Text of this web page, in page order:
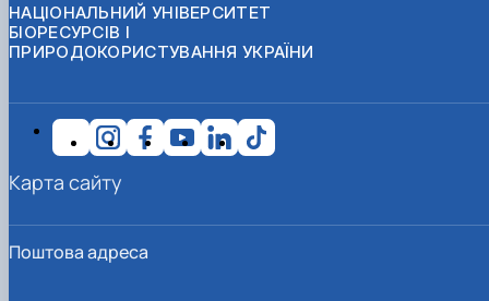
НАЦІОНАЛЬНИЙ УНІВЕРСИТЕТ
БІОРЕСУРСІВ І
ПРИРОДОКОРИСТУВАННЯ УКРАЇНИ
Поштова адреса
Карта сайту